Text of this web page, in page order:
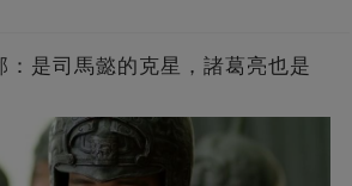
：是司馬懿的克星，諸葛亮也是